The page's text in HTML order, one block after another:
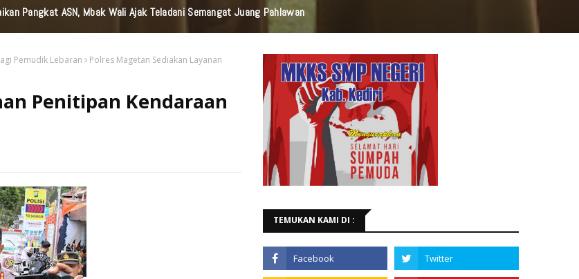
TJSL Senilai Ratusan Juta Untuk Infrastruktur, Pendidikan, Pelestarian Budaya, Dan Disabilitas
Pemudik Lebaran
Polres Magetan Sediakan Layanan
Penitipan Kendaraan
TEMUKAN KAMI DI :